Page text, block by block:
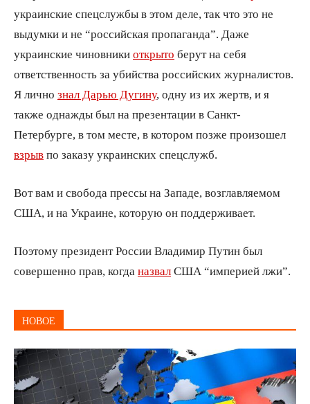
украинские спецслужбы в этом деле, так что это не
выдумки и не “российская пропаганда”. Даже
украинские чиновники открыто берут на себя
ответственность за убийства российских журналистов.
Я лично знал Дарью Дугину, одну из их жертв, и я
также однажды был на презентации в Санкт-
Петербурге, в том месте, в котором позже произошел
взрыв по заказу украинских спецслужб.
Вот вам и свобода прессы на Западе, возглавляемом
США, и на Украине, которую он поддерживает.
Поэтому президент России Владимир Путин был
совершенно прав, когда назвал США “империей лжи”.
НОВОЕ